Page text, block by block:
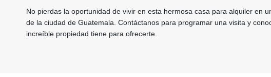
No pierdas la oportunidad de vivir en esta hermosa casa para alquiler en
de la ciudad de Guatemala. Contáctanos para programar una visita y
increíble propiedad tiene para ofrecerte.